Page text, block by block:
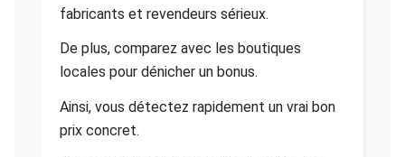
fabricants et revendeurs sérieux.
De plus, comparez avec les boutiques
locales pour dénicher un bonus.
Ainsi, vous détectez rapidement un vrai bon
prix concret.